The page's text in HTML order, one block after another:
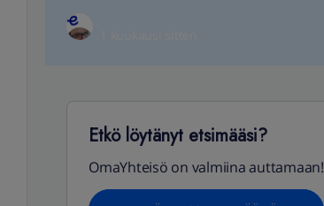
Etkö löytänyt etsimääsi?
OmaYhteisö on valmiina auttamaan!